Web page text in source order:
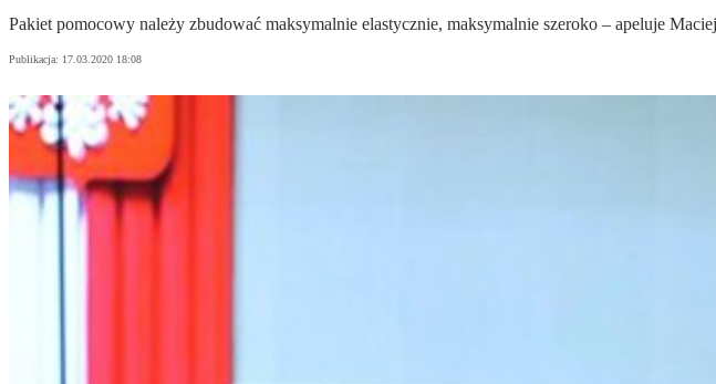
Pakiet pomocowy należy zbudować maksymalnie elastycznie, maksymalnie szeroko – apeluje
Publikacja: 17.03.2020 18:08